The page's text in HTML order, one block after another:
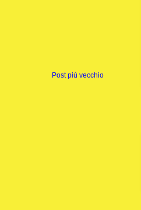
Post più vecchio